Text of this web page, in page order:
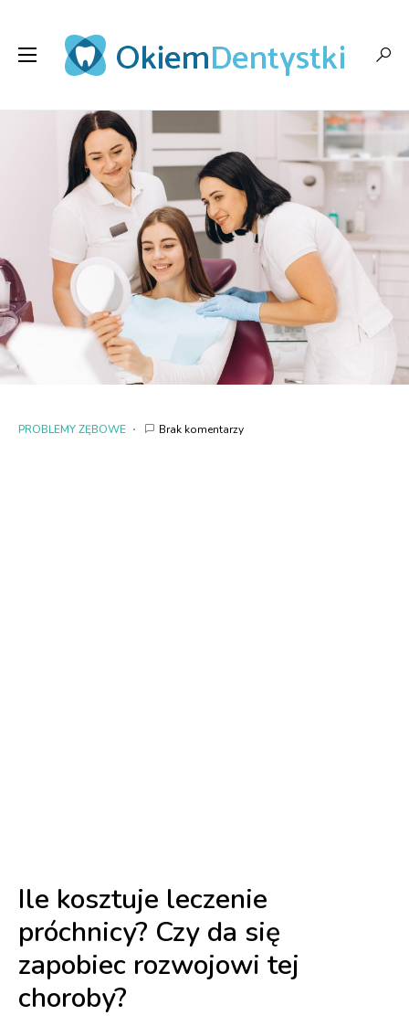
PROBLEMY ZĘBOWE Brak komentarzy
Ile kosztuje leczenie
próchnicy? Czy da się
zapobiec rozwojowi tej
choroby?